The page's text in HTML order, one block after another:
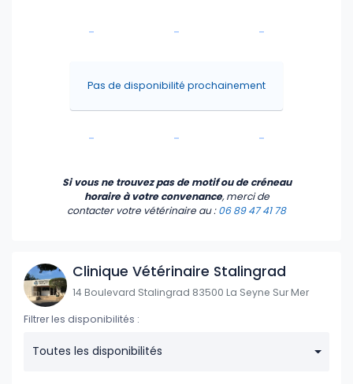
-
-
-
-
-
-
Pas de disponibilité prochainement
Si vous ne trouvez pas de motif ou de créneau
horaire à votre convenance, merci de
contacter votre vétérinaire au :06 89 47 41 78
Clinique Vétérinaire Stalingrad
14 Boulevard Stalingrad 83500 La Seyne Sur Mer
Filtrer les disponibilités :
Toutes les disponibilités